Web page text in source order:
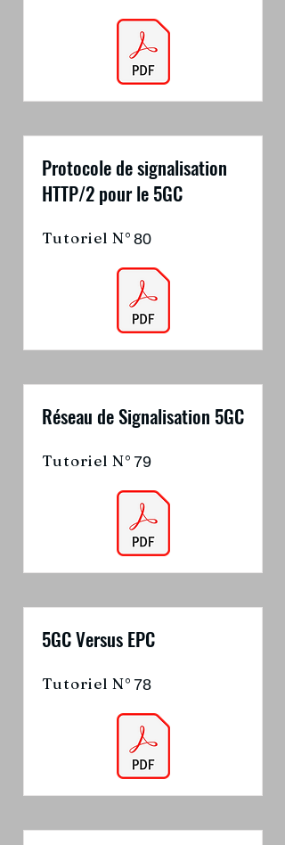
Protocole de signalisation
HTTP/2 pour le 5GC
Tutoriel N° 80
Réseau de Signalisation 5GC
Tutoriel N° 79
5GC Versus EPC
Tutoriel N° 78